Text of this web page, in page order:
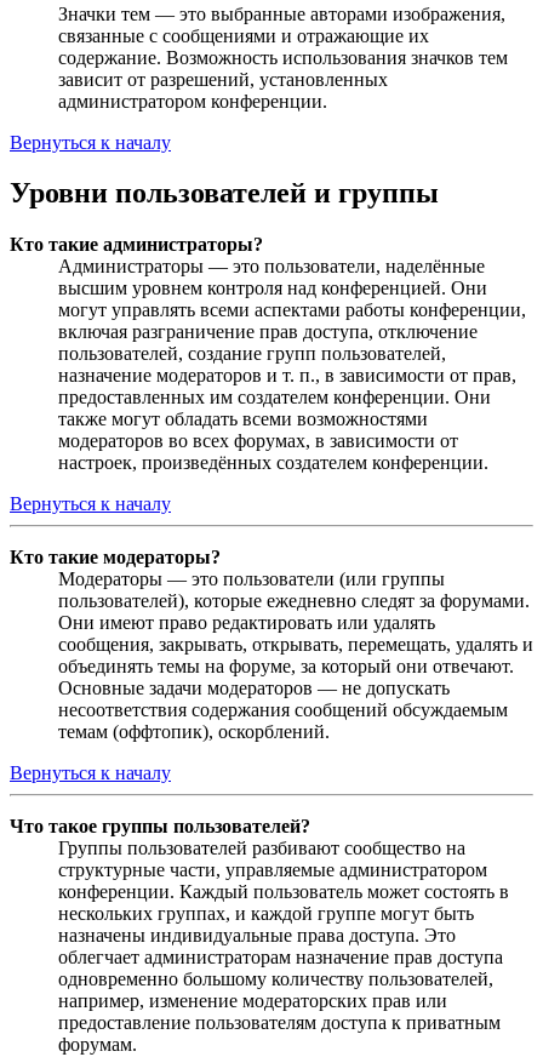
Значки тем — это выбранные авторами изображения,
связанные с сообщениями и отражающие их
содержание. Возможность использования значков тем
зависит от разрешений, установленных
администратором конференции.
Вернуться к началу
Уровни пользователей и группы
Кто такие администраторы?
Администраторы — это пользователи, наделённые
высшим уровнем контроля над конференцией. Они
могут управлять всеми аспектами работы конференции,
включая разграничение прав доступа, отключение
пользователей, создание групп пользователей,
назначение модераторов и т. п., в зависимости от прав,
предоставленных им создателем конференции. Они
также могут обладать всеми возможностями
модераторов во всех форумах, в зависимости от
настроек, произведённых создателем конференции.
Вернуться к началу
Кто такие модераторы?
Модераторы — это пользователи (или группы
пользователей), которые ежедневно следят за форумами.
Они имеют право редактировать или удалять
сообщения, закрывать, открывать, перемещать, удалять и
объединять темы на форуме, за который они отвечают.
Основные задачи модераторов — не допускать
несоответствия содержания сообщений обсуждаемым
темам (оффтопик), оскорблений.
Вернуться к началу
Что такое группы пользователей?
Группы пользователей разбивают сообщество на
структурные части, управляемые администратором
конференции. Каждый пользователь может состоять в
нескольких группах, и каждой группе могут быть
назначены индивидуальные права доступа. Это
облегчает администраторам назначение прав доступа
одновременно большому количеству пользователей,
например, изменение модераторских прав или
предоставление пользователям доступа к приватным
форумам.